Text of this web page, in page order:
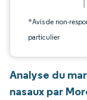
*Avis de non-
particulier
Analyse du
nasaux par